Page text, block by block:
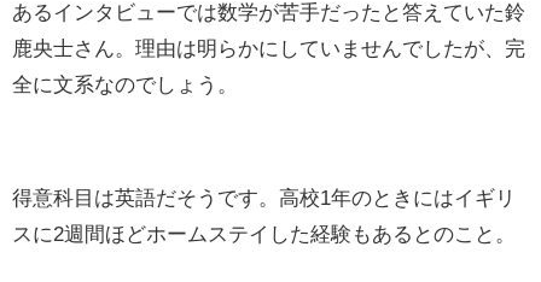
あるインタビューでは数学が苦手だったと答えていた鈴
鹿央士さん。理由は明らかにしていませんでしたが、完
全に文系なのでしょう。
得意科目は英語だそうです。高校1年のときにはイギリ
スに2週間ほどホームステイした経験もあるとのこと。